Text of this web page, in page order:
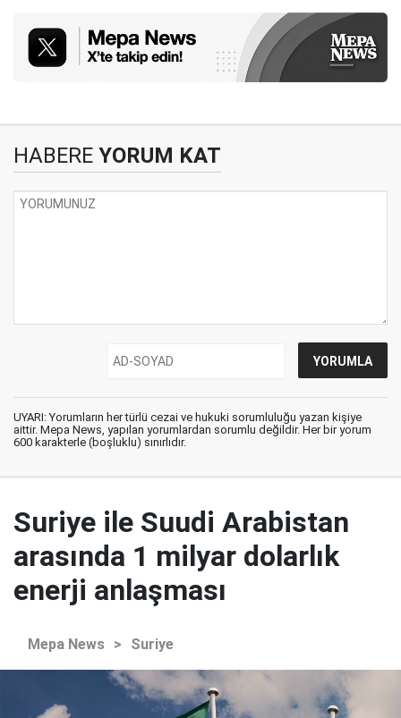
HABERE YORUM KAT
UYARI: Yorumların her türlü cezai ve hukuki sorumluluğu yazan kişiye
aittir. Mepa News, yapılan yorumlardan sorumlu değildir. Her bir yorum
600 karakterle (boşluklu) sınırlıdır.
Suriye ile Suudi Arabistan
arasında 1 milyar dolarlık
enerji anlaşması
Mepa News > Suriye